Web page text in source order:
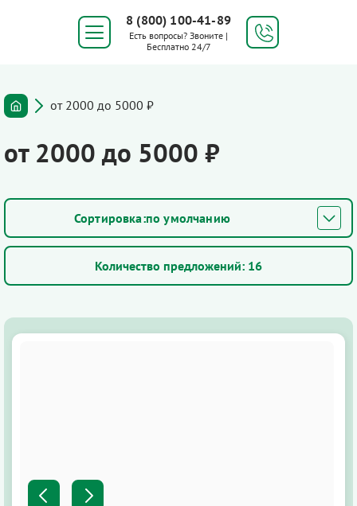
8 (800) 100-41-89
Есть вопросы? Звоните |
Бесплатно 24/7
от 2000 до 5000 ₽
от 2000 до 5000 ₽
по умолчанию
Количество предложений: 16